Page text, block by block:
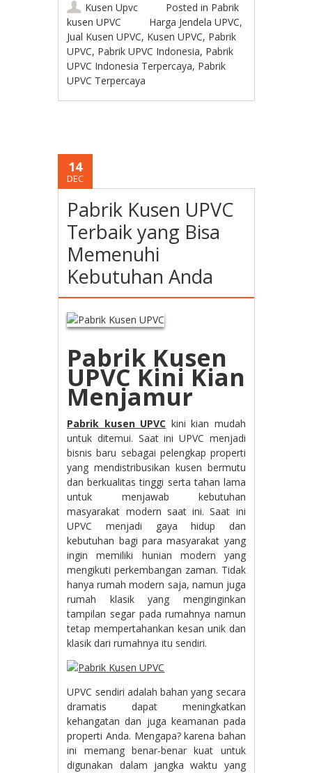
Kusen Upvc Posted in Pabrik
kusen UPVC
Harga Jendela UPVC,
Jual Kusen UPVC, Kusen UPVC, Pabrik
UPVC, Pabrik UPVC Indonesia, Pabrik
UPVC Indonesia Terpercaya, Pabrik
UPVC Terpercaya
14
DEC
Pabrik Kusen UPVC
Terbaik yang Bisa
Memenuhi
Kebutuhan Anda
Pabrik Kusen
UPVC Kini Kian
Menjamur
Pabrik kusen UPVC kini kian mudah
untuk ditemui. Saat ini UPVC menjadi
bisnis baru sebagai pelengkap properti
yang mendistribusikan kusen bermutu
dan berkualitas tinggi serta tahan lama
untuk menjawab kebutuhan
masyarakat modern saat ini. Saat ini
UPVC menjadi gaya hidup dan
kebutuhan bagi para masyarakat yang
ingin memiliki hunian modern yang
mengikuti perkembangan zaman. Tidak
hanya rumah modern saja, namun juga
rumah klasik yang menginginkan
tampilan segar pada rumahnya namun
tetap mempertahankan kesan unik dan
klasik dari rumahnya itu sendiri.
UPVC sendiri adalah bahan yang secara
dramatis dapat meningkatkan
kehangatan dan juga keamanan pada
properti Anda. Mengapa? karena bahan
ini memang benar-benar kuat untuk
digunakan dalam jangka waktu yang